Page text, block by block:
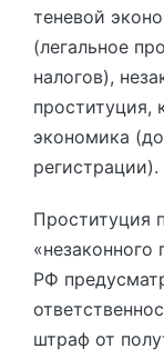
теневой
(легальное
налогов),
проституция,
экономика
регистрации).
Проституция
«незаконного
РФ
штраф от